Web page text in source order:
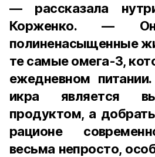
— рассказала
Корженко. —
полиненасыщенные
те самые омега-3,
ежедневном
икра является
продуктом, а
рационе
весьма непросто,